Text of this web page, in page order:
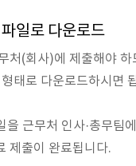
일로 다운로드
처(회사)에 제출해야 하
태로 다운로드하시면
을 근무처 인사·총무팀
제출이 완료됩니다.